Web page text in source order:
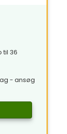
til 36
- ansøg